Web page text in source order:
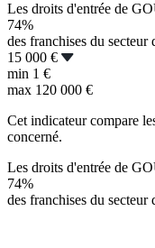
Les droits d'entrée de
74%
des franchises du
15 000 €
min 1 €
max 120 000 €
Cet indicateur compare
concerné.
Les droits d'entrée de
74%
des franchises du